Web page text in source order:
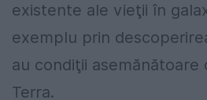
existente ale vieţii în
exemplu prin
au condiţii asemănătoare
Terra.